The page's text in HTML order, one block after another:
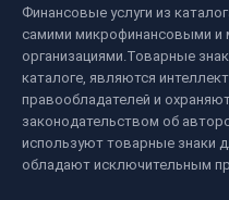
Финансовые услуги из
самими микрофинансовыми и
организациями.Товарные
каталоге, являются
правообладателей и
законодательством об
используют товарные знаки
обладают исключительным